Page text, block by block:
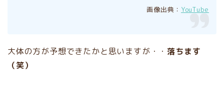
画像出典： YouTube
大体の方が予想できたかと思いますが・・ 落ちます
（笑）